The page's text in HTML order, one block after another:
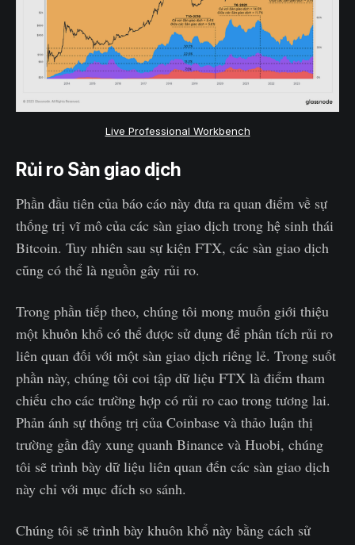
Live Professional Workbench
Rủi ro Sàn giao dịch
Phần đầu tiên của báo cáo này đưa ra quan điểm về sự
thống trị vĩ mô của các sàn giao dịch trong hệ sinh thái
Bitcoin. Tuy nhiên sau sự kiện FTX, các sàn giao dịch
cũng có thể là nguồn gây rủi ro.
Trong phần tiếp theo, chúng tôi mong muốn giới thiệu
một khuôn khổ có thể được sử dụng để phân tích rủi ro
liên quan đối với một sàn giao dịch riêng lẻ. Trong suốt
phần này, chúng tôi coi tập dữ liệu FTX là điểm tham
chiếu cho các trường hợp có rủi ro cao trong tương lai.
Phản ánh sự thống trị của Coinbase và thảo luận thị
trường gần đây xung quanh Binance và Huobi, chúng
tôi sẽ trình bày dữ liệu liên quan đến các sàn giao dịch
này chỉ với mục đích so sánh.
Chúng tôi sẽ trình bày khuôn khổ này bằng cách sử